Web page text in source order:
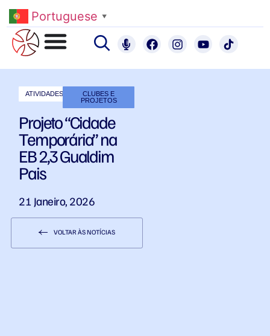
Portuguese ▼
ATIVIDADES
CLUBES E
PROJETOS
Projeto “Cidade
Temporária” na
EB 2,3 Gualdim
Pais
21 Janeiro, 2026
VOLTAR ÀS NOTÍCIAS